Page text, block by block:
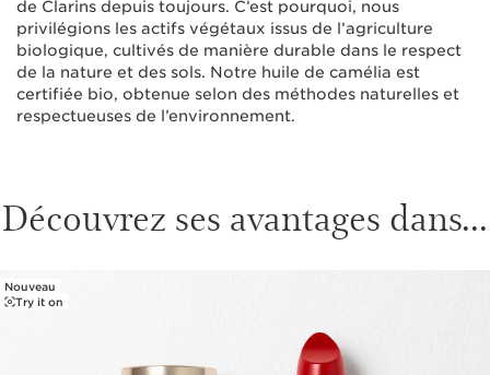
de Clarins depuis toujours. C’est pourquoi, nous
privilégions les actifs végétaux issus de l’agriculture
biologique, cultivés de manière durable dans le respect
de la nature et des sols. Notre huile de camélia est
certifiée bio, obtenue selon des méthodes naturelles et
respectueuses de l’environnement.
Découvrez ses avantages dans...
ALLER AU CONTENU
Nouveau
Try it on